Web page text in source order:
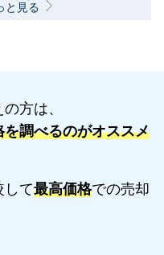
と見る
方は、
調べるのがオススメ
して最高価格での売却